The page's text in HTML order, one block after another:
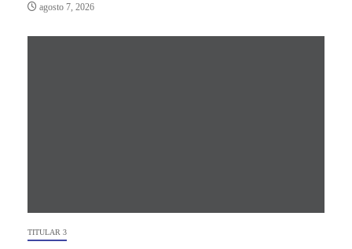
agosto 7, 2026
TITULAR 3